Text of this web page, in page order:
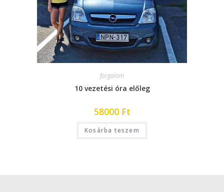
forgalom
10 vezetési óra előleg
58000 Ft
Kosárba teszem